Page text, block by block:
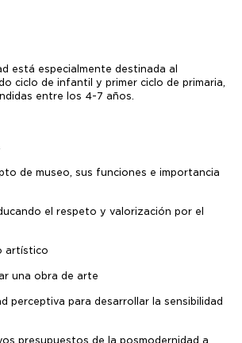
está especialmente destinada al
ciclo de infantil y primer ciclo de primaria,
entre los 4-7 años.
de museo, sus funciones e importancia
el respeto y valorización por el
artístico
una obra de arte
perceptiva para desarrollar la sensibilidad
presupuestos de la posmodernidad a